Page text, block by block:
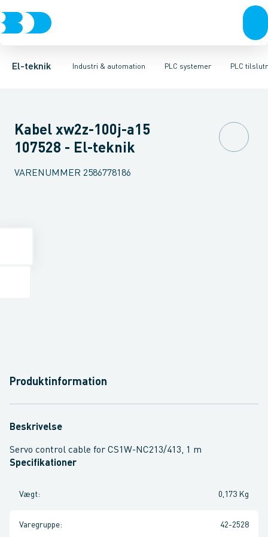
El-teknik Industri & automation
Afbrydere, stikkontakter & lampeudtagForgreningsmateriel
PLC systemer
Industristiksystemer Frekvensomformere og softstartere
PLC
Distribueret I/O - analog/digital modulPLC strømforsyning
Kabel xw2z-100j-a15
107528 - El-teknik
VARENUMMER 2586778186
Produktinformation
Beskrivelse
Servo control cable for CS1W-NC213/413, 1 m
Specifikationer
Vægt: 0,173 Kg
Varegruppe: 42-2528